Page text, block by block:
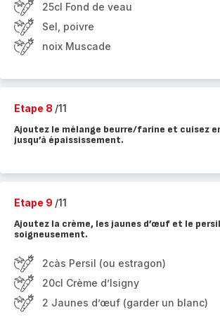
25cl Fond de veau
Sel, poivre
noix Muscade
Etape 8 /11
Ajoutez le mélange beurre/farine et cuisez
jusqu’à épaississement.
Etape 9 /11
Ajoutez la crème, les jaunes d’œuf et le
soigneusement.
2càs Persil (ou estragon)
20cl Crème d’Isigny
2 Jaunes d’œuf (garder un blanc)